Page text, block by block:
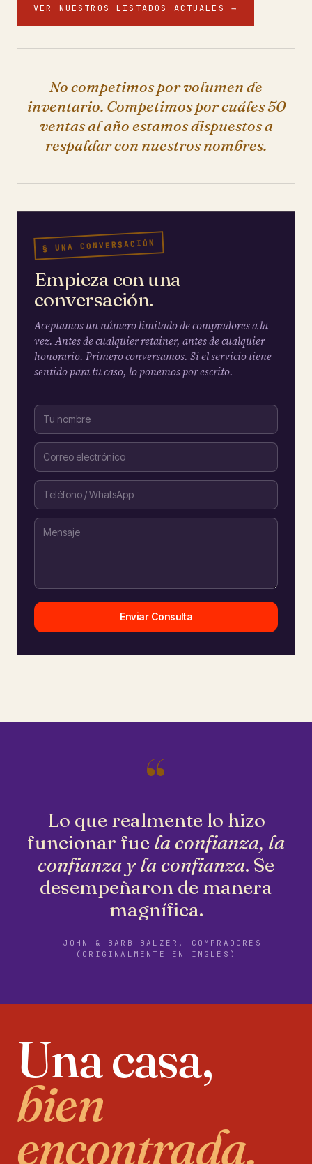
VER NUESTROS LISTADOS ACTUALES →
No competimos por volumen de
inventario. Competimos por cuáles 50
ventas al año estamos dispuestos a
respaldar con nuestros nombres.
§ UNA CONVERSACIÓN
Empieza con una
conversación.
Aceptamos un número limitado de compradores a la
vez. Antes de cualquier retainer, antes de cualquier
honorario. Primero conversamos. Si el servicio tiene
sentido para tu caso, lo ponemos por escrito.
Enviar Consulta
“
Lo que realmente lo hizo
funcionar fue la confianza, la
confianza y la confianza. Se
desempeñaron de manera
magnífica.
— JOHN & BARB BALZER, COMPRADORES
(ORIGINALMENTE EN INGLÉS)
Una casa,
bien
encontrada.